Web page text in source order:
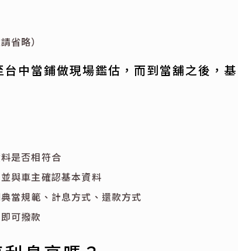
省略）
中當鋪做現場鑑估，而到當舖之後，基
是否相符合
與車主確認基本資料
當規範、計息方式、還款方式
可撥款